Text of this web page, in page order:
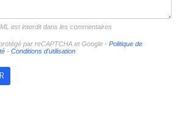
est interdit dans les commentaires
par reCAPTCHA et Google - Politique de
- Conditions d'utilisation